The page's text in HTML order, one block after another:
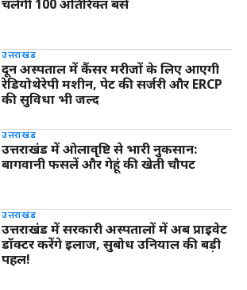
चलेंगी 100 अतिरिक्त बसें
उत्तराखंड
दून अस्पताल में कैंसर मरीजों के लिए आएगी
रेडियोथेरेपी मशीन, पेट की सर्जरी और ERCP
की सुविधा भी जल्द
उत्तराखंड
उत्तराखंड में ओलावृष्टि से भारी नुकसान:
बागवानी फसलें और गेहूं की खेती चौपट
उत्तराखंड
उत्तराखंड में सरकारी अस्पतालों में अब प्राइवेट
डॉक्टर करेंगे इलाज, सुबोध उनियाल की बड़ी
पहल!